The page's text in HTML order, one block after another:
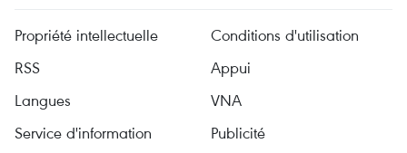
Propriété intellectuelle
Conditions d'utilisation
RSS
Appui
Langues
VNA
Service d'information
Publicité